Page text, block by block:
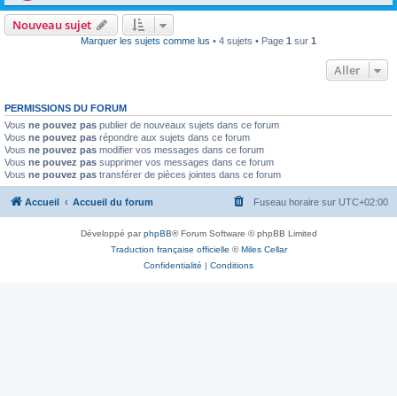
Nouveau sujet
Marquer les sujets comme lus • 4 sujets • Page 1 sur 1
Aller
PERMISSIONS DU FORUM
Vous ne pouvez pas publier de nouveaux sujets dans ce forum
Vous ne pouvez pas répondre aux sujets dans ce forum
Vous ne pouvez pas modifier vos messages dans ce forum
Vous ne pouvez pas supprimer vos messages dans ce forum
Vous ne pouvez pas transférer de pièces jointes dans ce forum
Accueil Accueil du forum Fuseau horaire sur UTC+02:00
Développé parphpBB® Forum Software © phpBB Limited
Traduction française officielle ©Miles Cellar
Confidentialité | Conditions